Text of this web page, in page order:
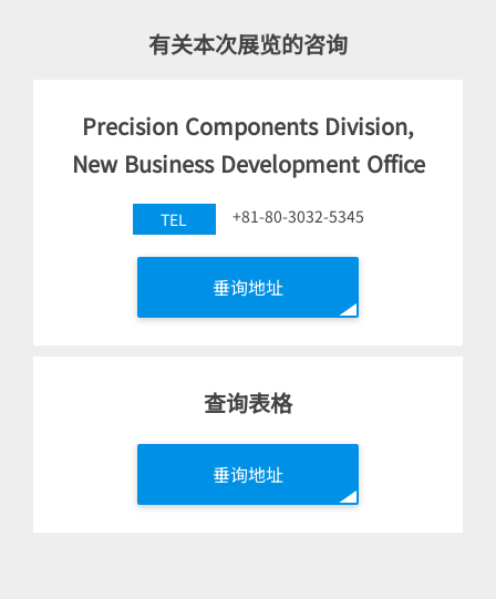
有关本次展览的咨询
Precision Components Division,
New Business Development Office
TEL +81-80-3032-5345
垂询地址
查询表格
垂询地址